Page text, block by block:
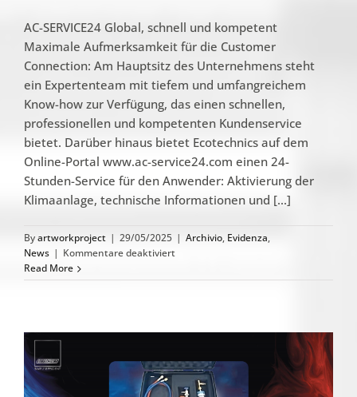
AC-SERVICE24 Global, schnell und kompetent
Maximale Aufmerksamkeit für die Customer
Connection: Am Hauptsitz des Unternehmens steht
ein Expertenteam mit tiefem und umfangreichem
Know-how zur Verfügung, das einen schnellen,
professionellen und kompetenten Kundenservice
bietet. Darüber hinaus bietet Ecotechnics auf dem
Online-Portal www.ac-service24.com einen 24-
Stunden-Service für den Anwender: Aktivierung der
Klimaanlage, technische Informationen und [...]
Byartworkproject | 29/05/2025 | Archivio, Evidenza,
News | Kommentare deaktiviertfür
SERVICE24
Read More